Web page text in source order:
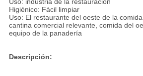
Uso: industria de la restauración
Higiénico: Fácil limpiar
Uso: El restaurante del oeste de la
cantina comercial relevante, comida del
equipo de la panadería
Descripción: